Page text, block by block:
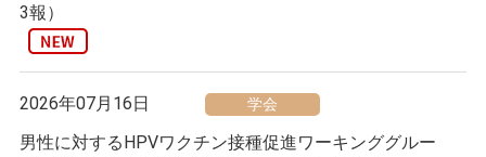
3報）
2026年07月16日 学会
男性に対するHPVワクチン接種促進ワーキンググルー